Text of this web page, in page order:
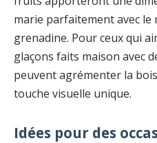
marie parfaitement avec le
grenadine. Pour ceux qui
glaçons faits maison avec
peuvent agrémenter la
touche visuelle unique.
Idées pour des